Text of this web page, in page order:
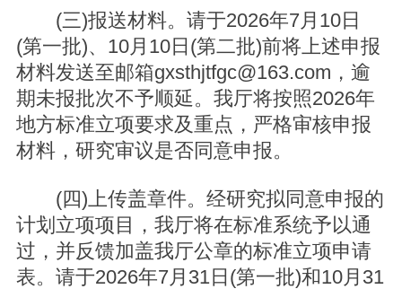
(三)报送材料。请于2026年7月10日
(第一批)、10月10日(第二批)前将上述申报
材料发送至邮箱gxsthjtfgc@163.com，逾
期未报批次不予顺延。我厅将按照2026年
地方标准立项要求及重点，严格审核申报
材料，研究审议是否同意申报。
(四)上传盖章件。经研究拟同意申报的
计划立项项目，我厅将在标准系统予以通
过，并反馈加盖我厅公章的标准立项申请
表。请于2026年7月31日(第一批)和10月31